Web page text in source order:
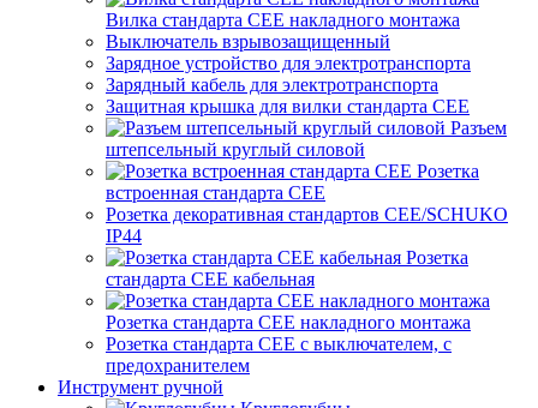
Вилка стандарта CEE накладного монтажа
Выключатель взрывозащищенный
Зарядное устройство для электротранспорта
Зарядный кабель для электротранспорта
Защитная крышка для вилки стандарта CEE
Разъем
штепсельный круглый силовой
Розетка
встроенная стандарта CEE
Розетка декоративная стандартов CEE/SCHUKO
IP44
Розетка
стандарта СЕЕ кабельная
Розетка стандарта СЕЕ накладного монтажа
Розетка стандарта СЕЕ с выключателем, с
предохранителем
Инструмент ручной